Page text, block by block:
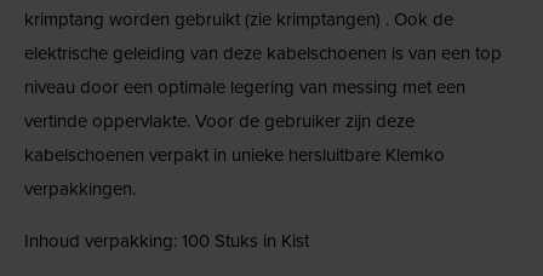
krimptang worden gebruikt (zie krimptangen) . Ook de
elektrische geleiding van deze kabelschoenen is van een top
niveau door een optimale legering van messing met een
vertinde oppervlakte. Voor de gebruiker zijn deze
kabelschoenen verpakt in unieke hersluitbare Klemko
verpakkingen.
Inhoud verpakking: 100 Stuks in Kist